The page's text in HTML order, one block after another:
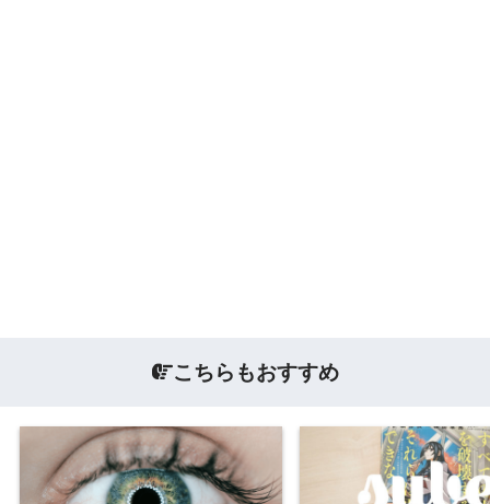
こちらもおすすめ